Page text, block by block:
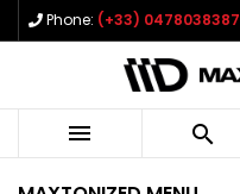
Phone: (+33) 0478038387
 